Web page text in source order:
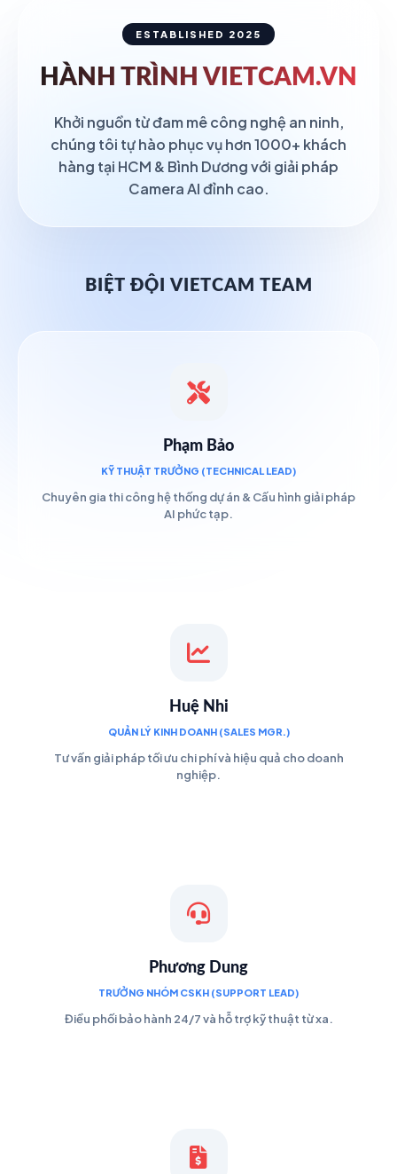
ESTABLISHED 2025
HÀNH TRÌNH VIETCAM.VN
Khởi nguồn từ đam mê công nghệ an ninh,
chúng tôi tự hào phục vụ hơn 1000+ khách
hàng tại HCM & Bình Dương với giải pháp
Camera AI đỉnh cao.
BIỆT ĐỘI VIETCAM TEAM
Phạm Bảo
KỸ THUẬT TRƯỞNG (TECHNICAL LEAD)
Chuyên gia thi công hệ thống dự án & Cấu hình giải pháp
AI phức tạp.
Huệ Nhi
QUẢN LÝ KINH DOANH (SALES MGR.)
Tư vấn giải pháp tối ưu chi phí và hiệu quả cho doanh
nghiệp.
Phương Dung
TRƯỞNG NHÓM CSKH (SUPPORT LEAD)
Điều phối bảo hành 24/7 và hỗ trợ kỹ thuật từ xa.